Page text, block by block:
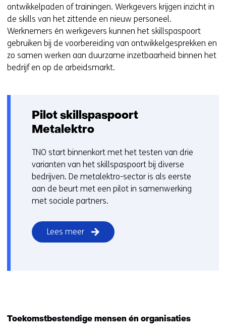
j
s
t
n
a
a
n
a
d
e
r
e
w
b
s
ontwikkelpaden of trainingen. Werkgevers krijgen inzicht in
de skills van het zittende en nieuw personeel.
Werknemers én werkgevers kunnen het skillspaspoort
gebruiken bij de voorbereiding van ontwikkelgesprekken en
zo samen werken aan duurzame inzetbaarheid binnen het
bedrijf en op de arbeidsmarkt.
Pilot skillspaspoort
Metalektro
TNO start binnenkort met het testen van drie
varianten van het skillspaspoort bij diverse
bedrijven. De metalektro-sector is als eerste
aan de beurt met een pilot in samenwerking
met sociale partners.
Lees meer
Toekomstbestendige mensen én organisaties